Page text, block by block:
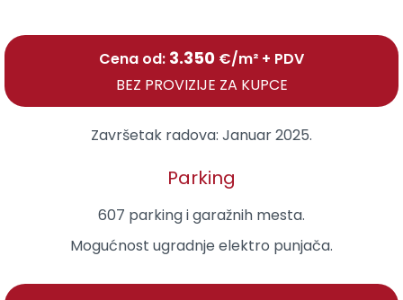
Cena od: 3.350 €/m² + PDV
BEZ PROVIZIJE ZA KUPCE
Završetak radova: Januar 2025.
Parking
607 parking i garažnih mesta.
Mogućnost ugradnje elektro punjača.